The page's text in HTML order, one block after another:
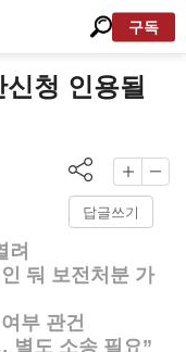
구독
신청 인용될
답글쓰기
려
둬 보전처분 가
부 관건
별도 소송 필요”